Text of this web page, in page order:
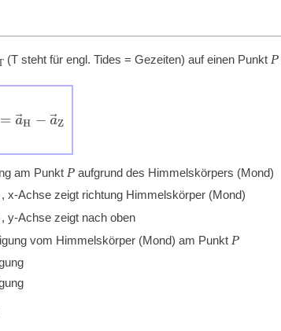
(T steht für engl. Tides = Gezeiten) auf einen Punkt P
am Punkt Paufgrund des Himmelskörpers (Mond)
, x-Achse zeigt richtung Himmelskörper (Mond)
, y-Achse zeigt nach oben
vom Himmelskörper (Mond) am Punkt P